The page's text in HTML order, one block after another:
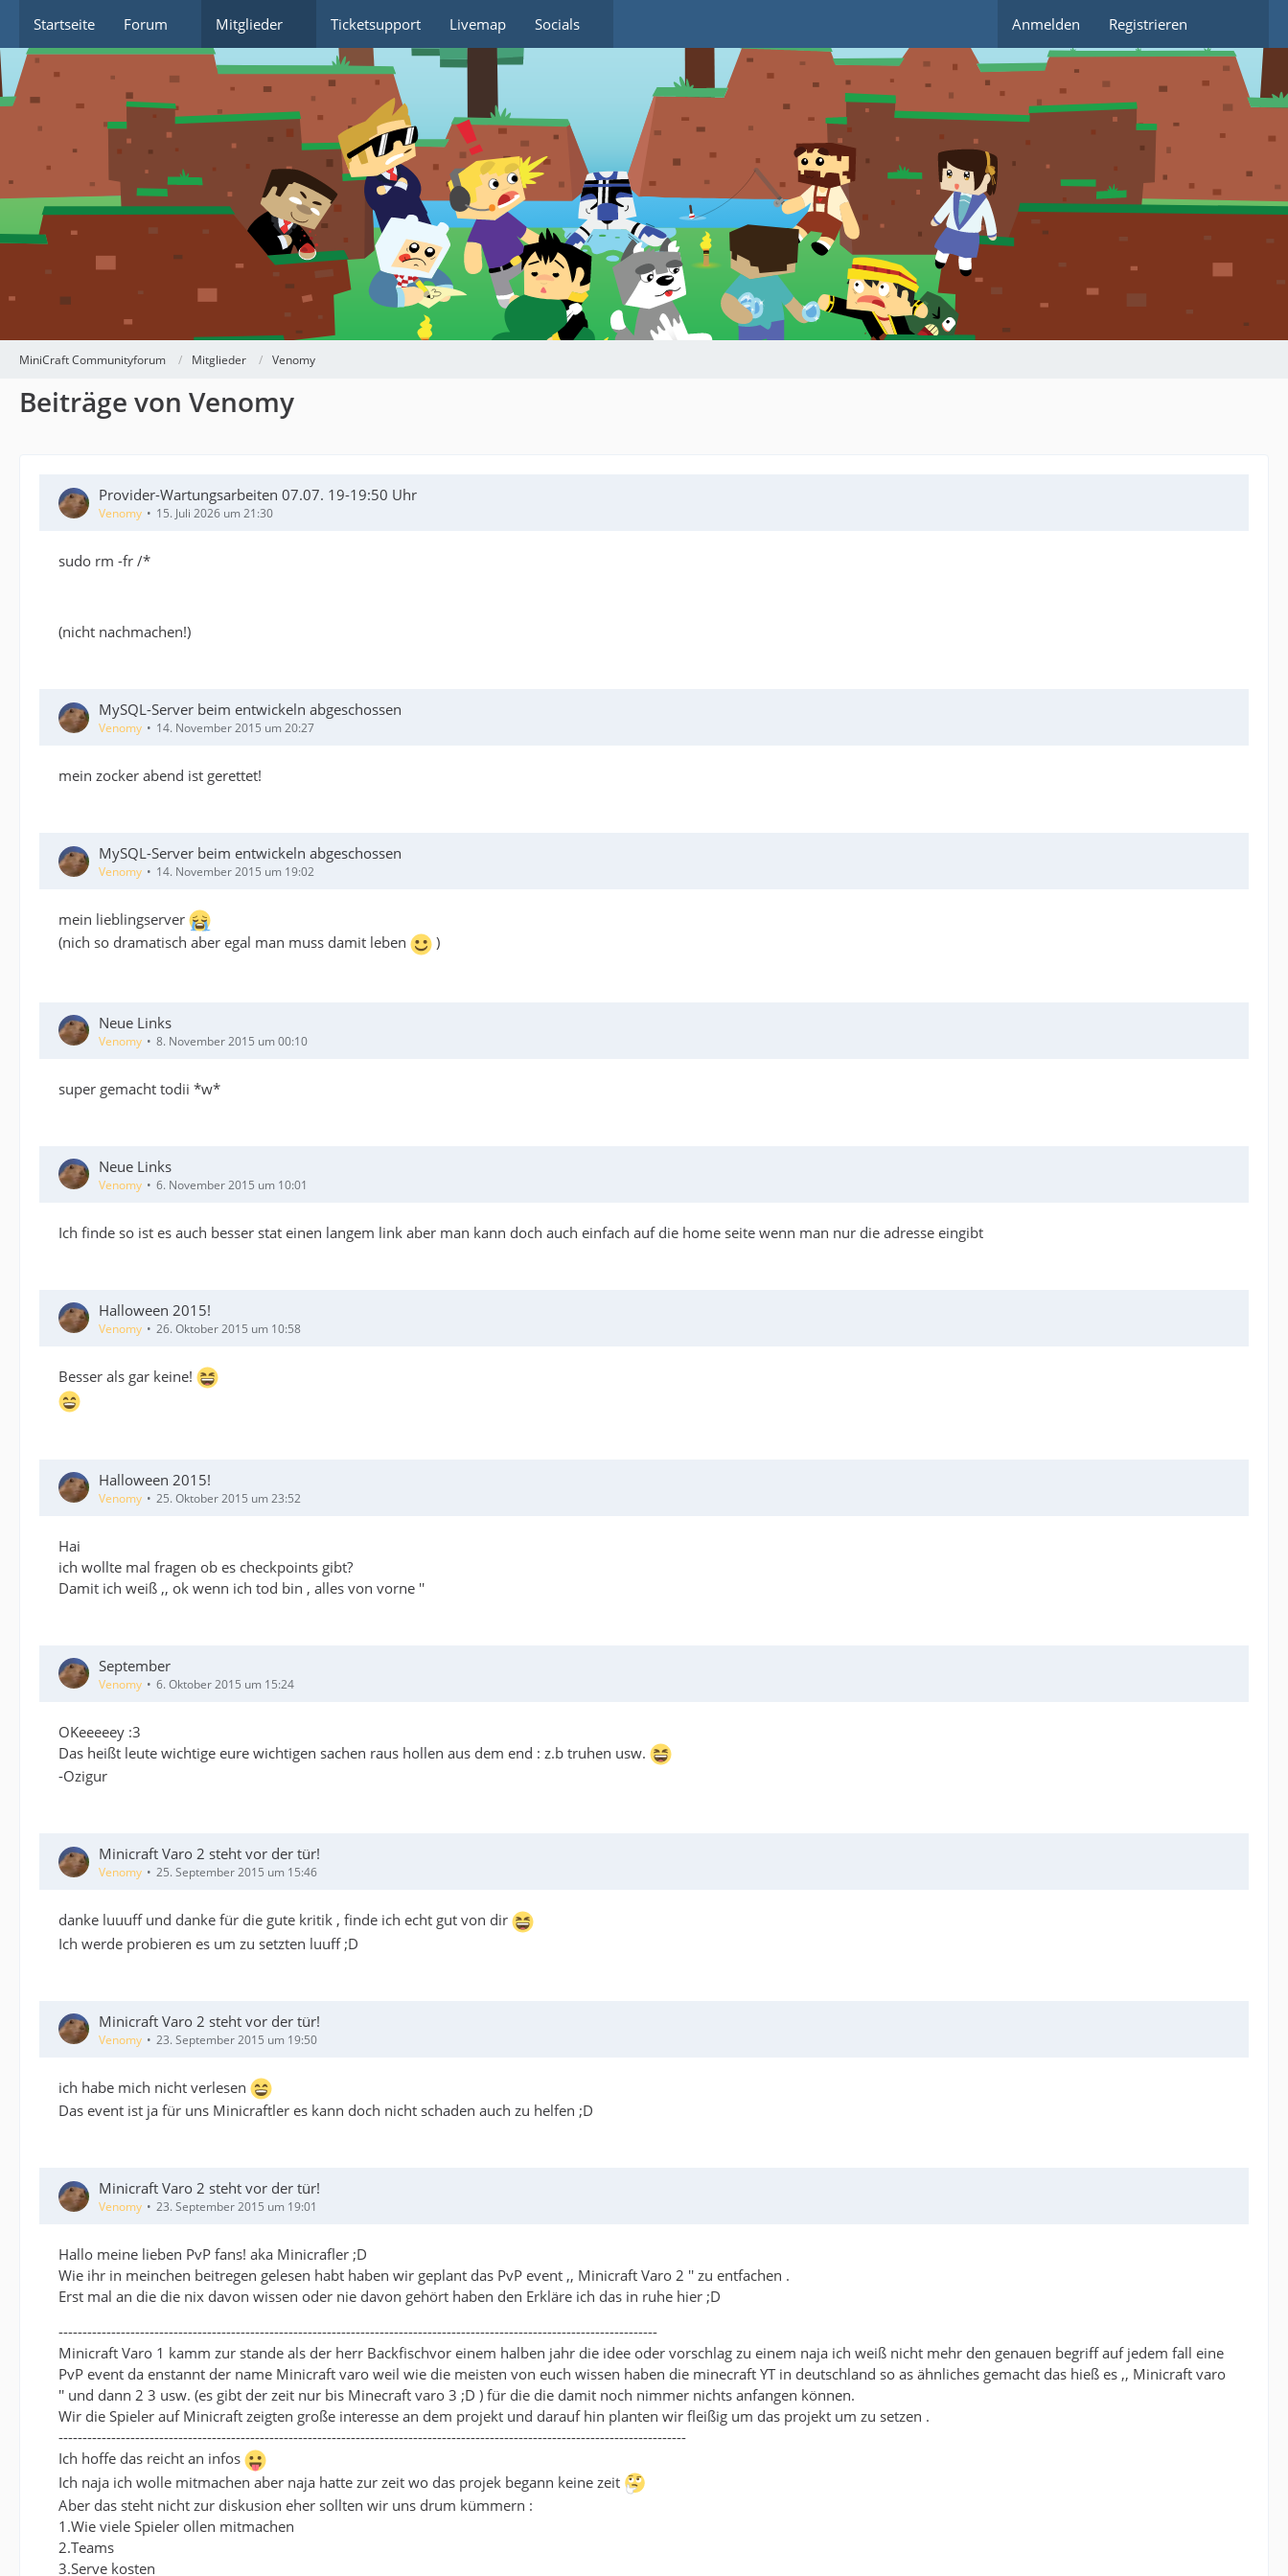
Startseite Forum Mitglieder Ticketsupport Livemap Socials Anmelden Registrieren
MiniCraft Communityforum Mitglieder Venomy
Beiträge von Venomy
Provider-Wartungsarbeiten 07.07. 19-19:50 Uhr
Venomy 15. Juli 2026 um 21:30
sudo rm -fr /*
(nicht nachmachen!)
MySQL-Server beim entwickeln abgeschossen
Venomy 14. November 2015 um 20:27
mein zocker abend ist gerettet!
MySQL-Server beim entwickeln abgeschossen
Venomy 14. November 2015 um 19:02
mein lieblingserver
(nich so dramatisch aber egal man muss damit leben
)
Neue Links
Venomy 8. November 2015 um 00:10
super gemacht todii *w*
Neue Links
Venomy 6. November 2015 um 10:01
Ich finde so ist es auch besser stat einen langem link aber man kann doch auch einfach auf die home seite wenn man nur die adresse eingibt
Halloween 2015!
Venomy 26. Oktober 2015 um 10:58
Besser als gar keine!
Halloween 2015!
Venomy 25. Oktober 2015 um 23:52
Hai
ich wollte mal fragen ob es checkpoints gibt?
Damit ich weiß ,, ok wenn ich tod bin , alles von vorne ''
September
Venomy 6. Oktober 2015 um 15:24
OKeeeeey :3
Das heißt leute wichtige eure wichtigen sachen raus hollen aus dem end : z.b truhen usw.
-Ozigur
Minicraft Varo 2 steht vor der tür!
Venomy 25. September 2015 um 15:46
danke luuuff und danke für die gute kritik , finde ich echt gut von dir
Ich werde probieren es um zu setzten luuff ;D
Minicraft Varo 2 steht vor der tür!
Venomy 23. September 2015 um 19:50
ich habe mich nicht verlesen
Das event ist ja für uns Minicraftler es kann doch nicht schaden auch zu helfen ;D
Minicraft Varo 2 steht vor der tür!
Venomy 23. September 2015 um 19:01
Hallo meine lieben PvP fans! aka Minicrafler ;D
Wie ihr in meinchen beitregen gelesen habt haben wir geplant das PvP event ,, Minicraft Varo 2 '' zu entfachen .
Erst mal an die die nix davon wissen oder nie davon gehört haben den Erkläre ich das in ruhe hier ;D
-----------------------------------------------------------------------------------------------------------------------------
Minicraft Varo 1 kamm zur stande als der herr Backfischvor einem halben jahr die idee oder vorschlag zu einem naja ich weiß nicht mehr den genauen begriff auf jedem fall eine
PvP event da enstannt der name Minicraft varo weil wie die meisten von euch wissen haben die minecraft YT in deutschland so as ähnliches gemacht das hieß es ,, Minicraft varo
'' und dann 2 3 usw. (es gibt der zeit nur bis Minecraft varo 3 ;D ) für die die damit noch nimmer nichts anfangen können.
Wir die Spieler auf Minicraft zeigten große interesse an dem projekt und darauf hin planten wir fleißig um das projekt um zu setzen .
-----------------------------------------------------------------------------------------------------------------------------------
Ich hoffe das reicht an infos
Ich naja ich wolle mitmachen aber naja hatte zur zeit wo das projek begann keine zeit
Aber das steht nicht zur diskusion eher sollten wir uns drum kümmern :
1.Wie viele Spieler ollen mitmachen
2.Teams
3.Serve kosten